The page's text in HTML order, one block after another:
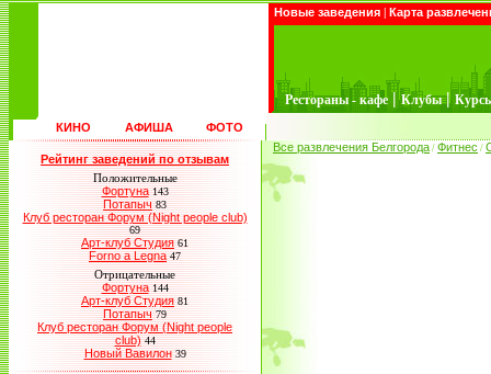
Новые заведения | Карта
Рестораны - кафе | Клубы |
КИНО АФИША ФОТО
Рейтинг заведений по отзывам
Положительные
Фортуна 143
Потапыч 83
Клуб ресторан Форум (Night people club)
69
Арт-клуб Студия 61
Forno a Legna 47
Отрицательные
Фортуна 144
Арт-клуб Студия 81
Потапыч 79
Клуб ресторан Форум (Night people
club) 44
Новый Вавилон 39
Все развлечения Белгорода / Фитнес /